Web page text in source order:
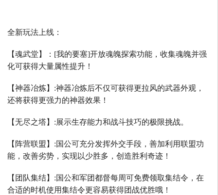
全新玩法上线：
【魂武堂】： [我的要塞]开放魂魄探索功能，收集魂魄并强
化可获得大量属性提升！
【神器冶炼】 :神器冶炼后不仅可获得更拉风的武器外观，
还将获得更强力的神器效果！
【无尽之塔】 :展示生存能力和战斗技巧的极限挑战。
【阵营联盟】 :国公可充分发挥外交手段，善加利用联盟功
能，改善劣势，实现以少胜多，创造胜利奇迹！
【团队集结】 :国公和军团都督每周可免费领取集结令，在
合适的时机使用集结令更容易获得团战优胜哦！